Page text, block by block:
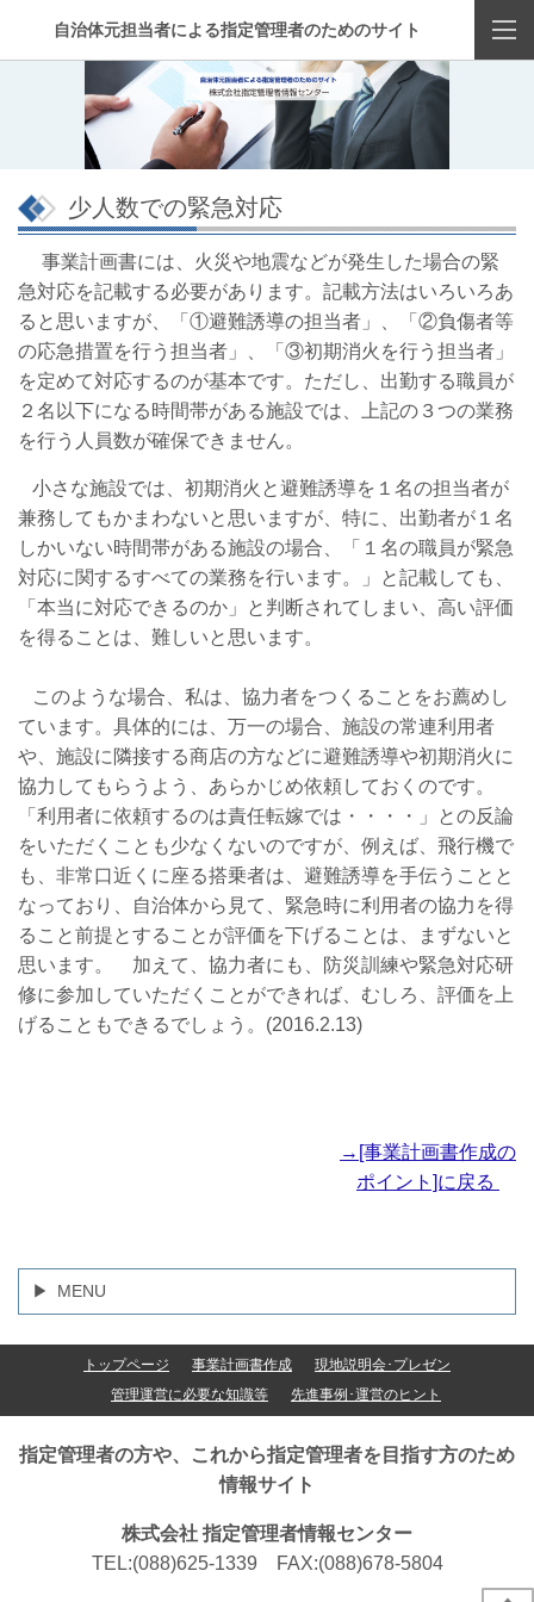
自治体元担当者による指定管理者のためのサイト
少人数での緊急対応
事業計画書には、火災や地震などが発生した場合の緊
急対応を記載する必要があります。記載方法はいろいろあ
ると思いますが、「①避難誘導の担当者」、「②負傷者等
の応急措置を行う担当者」、「③初期消火を行う担当者」
を定めて対応するのが基本です。ただし、出勤する職員が
２名以下になる時間帯がある施設では、上記の３つの業務
を行う人員数が確保できません。
小さな施設では、初期消火と避難誘導を１名の担当者が
兼務してもかまわないと思いますが、特に、出勤者が１名
しかいない時間帯がある施設の場合、「１名の職員が緊急
対応に関するすべての業務を行います。」と記載しても、
「本当に対応できるのか」と判断されてしまい、高い評価
を得ることは、難しいと思います。
このような場合、私は、協力者をつくることをお薦めし
ています。具体的には、万一の場合、施設の常連利用者
や、施設に隣接する商店の方などに避難誘導や初期消火に
協力してもらうよう、あらかじめ依頼しておくのです。
「利用者に依頼するのは責任転嫁では・・・・」との反論
をいただくことも少なくないのですが、例えば、飛行機で
も、非常口近くに座る搭乗者は、避難誘導を手伝うことと
なっており、自治体から見て、緊急時に利用者の協力を得
ること前提とすることが評価を下げることは、まずないと
思います。 加えて、協力者にも、防災訓練や緊急対応研
修に参加していただくことができれば、むしろ、評価を上
げることもできるでしょう。(2016.2.13)
→[事業計画書作成の
ポイント]に戻る
MENU
トップページ 事業計画書作成
現地説明会･プレゼン
管理運営に必要な知識等
先進事例･運営のヒント
指定管理者の方や、これから指定管理者を目指す方のため
情報サイト
株式会社 指定管理者情報センター
TEL:(088)625-1339 FAX:(088)678-5804